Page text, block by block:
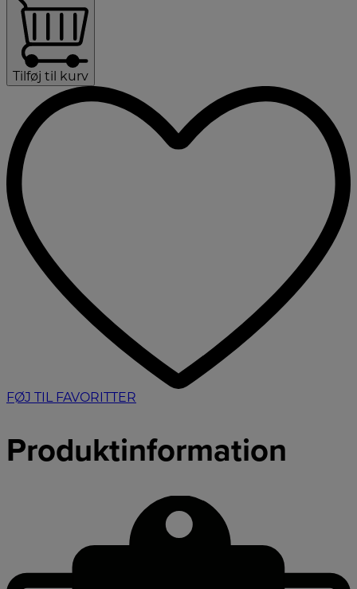
Tilføj til kurv
FØJ TIL FAVORITTER
Produktinformation